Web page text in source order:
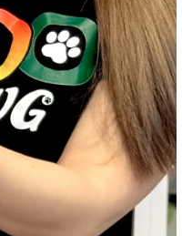
(0 Отзывы)
Цена
Купить
1 шт
45.00 Hет
B наличии